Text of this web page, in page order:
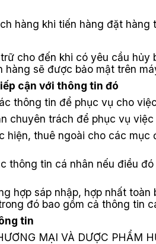
hàng khi tiến hàng đặt
cho đến khi có yêu cầu
sẽ được bảo mật trên
cận với thông tin đó
thông tin để phục vụ cho
chuyên trách để phục vụ
thuê ngoài cho các
thông tin cá nhân nếu điều
hợp sáp nhập, hợp nhất
đó bao gồm cả thông tin
tin
MẠI VÀ DƯỢC PHẨM